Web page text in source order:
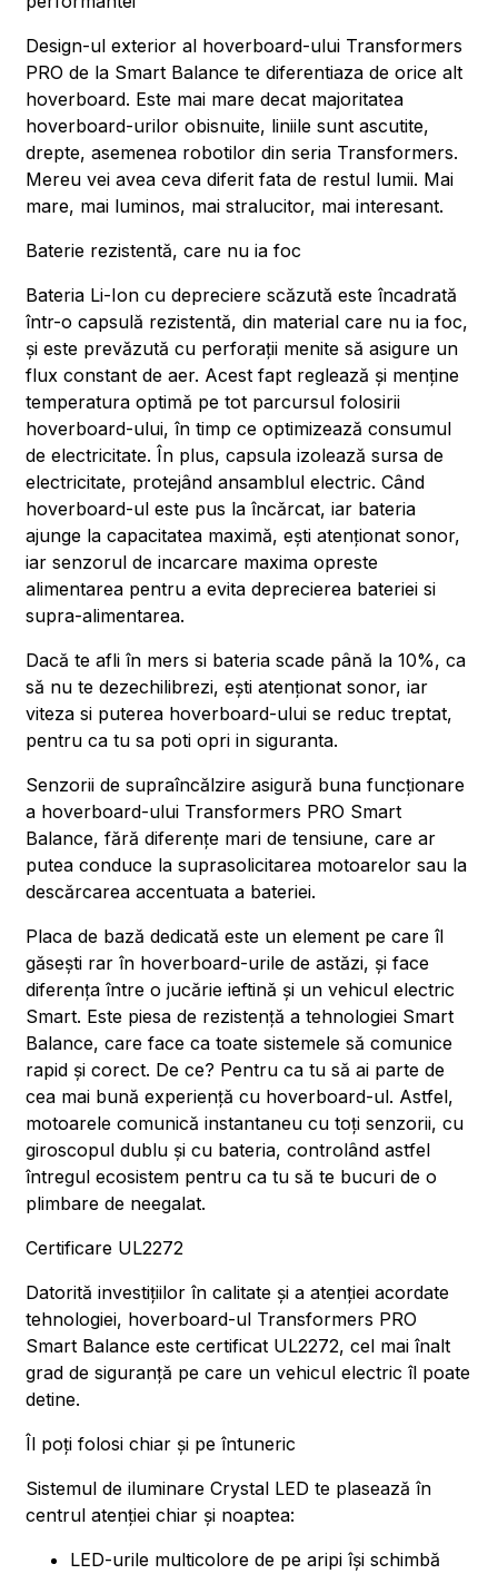
Design-ul exterior al hoverboard-ului Transformers
PRO de la Smart Balance te diferentiaza de orice alt
hoverboard. Este mai mare decat majoritatea
hoverboard-urilor obisnuite, liniile sunt ascutite,
drepte, asemenea robotilor din seria Transformers.
Mereu vei avea ceva diferit fata de restul lumii. Mai
mare, mai luminos, mai stralucitor, mai interesant.
Baterie rezistentă, care nu ia foc
Bateria Li-Ion cu depreciere scăzută este încadrată
într-o capsulă rezistentă, din material care nu ia foc,
și este prevăzută cu perforații menite să asigure un
flux constant de aer. Acest fapt reglează și menține
temperatura optimă pe tot parcursul folosirii
hoverboard-ului, în timp ce optimizează consumul
de electricitate. În plus, capsula izolează sursa de
electricitate, protejând ansamblul electric. Când
hoverboard-ul este pus la încărcat, iar bateria
ajunge la capacitatea maximă, ești atenționat sonor,
iar senzorul de incarcare maxima opreste
alimentarea pentru a evita deprecierea bateriei si
supra-alimentarea.
Dacă te afli în mers si bateria scade până la 10%, ca
să nu te dezechilibrezi, ești atenționat sonor, iar
viteza si puterea hoverboard-ului se reduc treptat,
pentru ca tu sa poti opri in siguranta.
Senzorii de supraîncălzire asigură buna funcționare
a hoverboard-ului Transformers PRO Smart
Balance, fără diferențe mari de tensiune, care ar
putea conduce la suprasolicitarea motoarelor sau la
descărcarea accentuata a bateriei.
Placa de bază dedicată este un element pe care îl
găsești rar în hoverboard-urile de astăzi, și face
diferența între o jucărie ieftină și un vehicul electric
Smart. Este piesa de rezistență a tehnologiei Smart
Balance, care face ca toate sistemele să comunice
rapid și corect. De ce? Pentru ca tu să ai parte de
cea mai bună experiență cu hoverboard-ul. Astfel,
motoarele comunică instantaneu cu toți senzorii, cu
giroscopul dublu și cu bateria, controlând astfel
întregul ecosistem pentru ca tu să te bucuri de o
plimbare de neegalat.
Certificare UL2272
Datorită investițiilor în calitate și a atenției acordate
tehnologiei, hoverboard-ul Transformers PRO
Smart Balance este certificat UL2272, cel mai înalt
grad de siguranță pe care un vehicul electric îl poate
detine.
Îl poți folosi chiar și pe întuneric
Sistemul de iluminare Crystal LED te plasează în
centrul atenției chiar și noaptea:
LED-urile multicolore de pe aripi își schimbă